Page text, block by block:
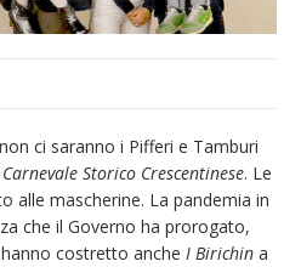
ci saranno i Pifferi e Tamburi
Carnevale Storico Crescentinese. Le
alle mascherine. La pandemia in
che il Governo ha prorogato,
costretto anche I Birichin a